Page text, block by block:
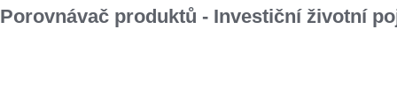
Porovnávač produktů - Investiční životní